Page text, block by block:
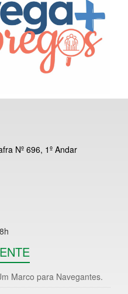
Nº 696, 1º Andar
Marco para Navegantes.